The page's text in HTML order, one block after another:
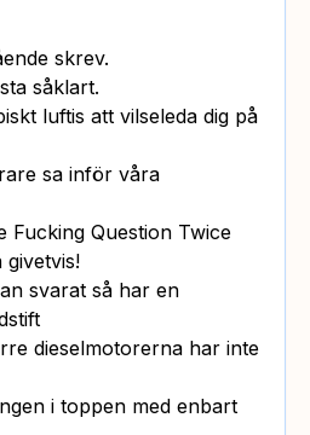
skrev.
såklart.
luftis att vilseleda dig på
sa inför våra
Fucking Question Twice
givetvis!
svarat så har en
dieselmotorerna har inte
i toppen med enbart